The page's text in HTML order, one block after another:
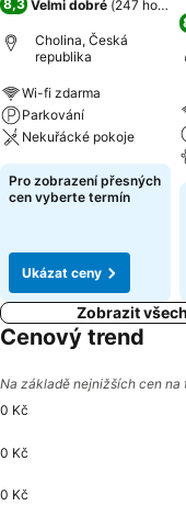
8,3 Velmi dobré (247
Cholina, Česká
republika
Wi-fi zdarma
Parkování
Nekuřácké pokoje
Pro zobrazení přesných
cen vyberte termín
Ukázat ceny
Zobrazit
Cenový trend
Na základě nejnižších cen
0 Kč
0 Kč
0 Kč